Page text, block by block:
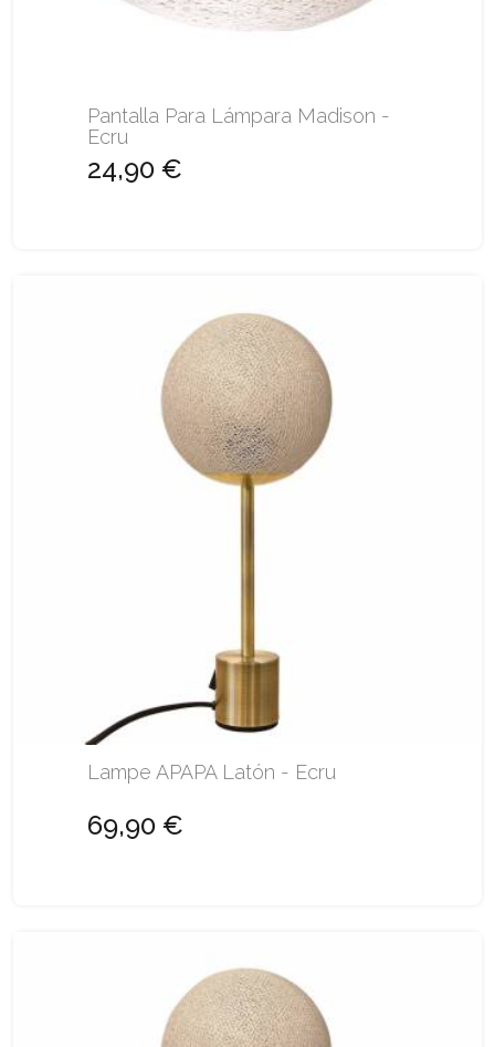
Pantalla Para Lámpara Madison -
Ecru
24,90 €
Lampe APAPA Latón - Ecru
69,90 €